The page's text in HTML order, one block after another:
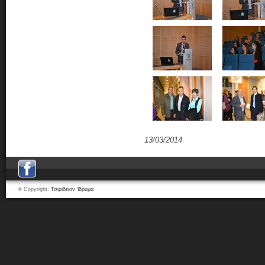
13/03/2014
© Copyright: Τσιρίδειον Ίδρυμα